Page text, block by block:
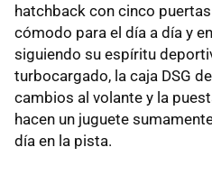
hatchback con cinco
cómodo para el día a día y
siguiendo su espíritu
turbocargado, la caja DSG
cambios al volante y la
hacen un juguete
día en la pista.